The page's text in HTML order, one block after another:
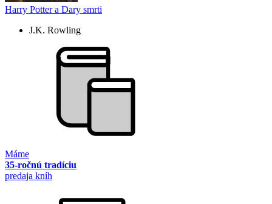
Harry Potter a Dary smrti
J.K. Rowling
Máme
35-ročnú tradíciu
predaja kníh